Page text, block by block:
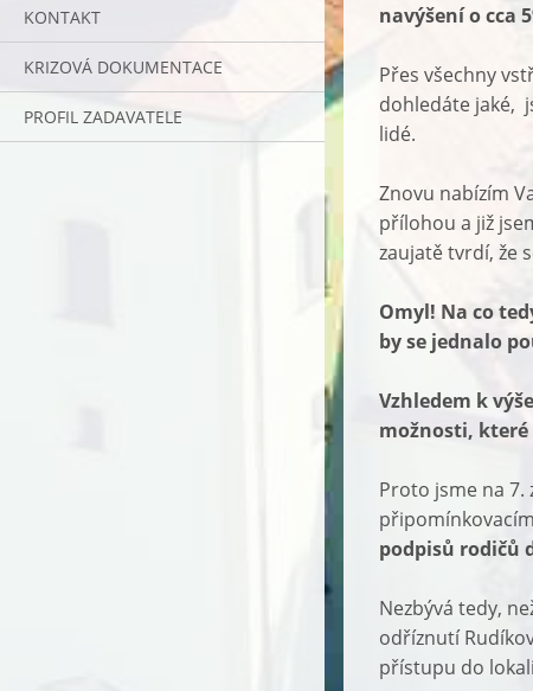
KONTAKT
KRIZOVÁ DOKUMENTACE
PROFIL ZADAVATELE
navýšení o cca
Přes všechny
dohledáte jaké,
lidé.
Znovu nabízím
přílohou a již
zaujatě tvrdí, že
Omyl! Na co
by se jednalo
Vzhledem k
možnosti,
Proto jsme na 7.
podpisů rodičů
Nezbývá tedy,
odříznutí
přístupu do